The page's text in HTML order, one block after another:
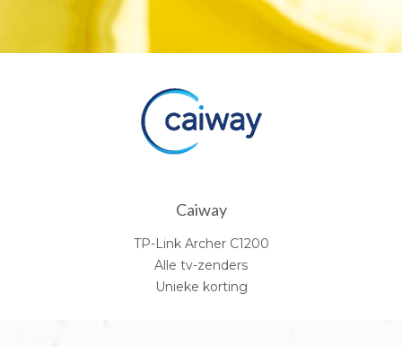
Caiway
TP-Link Archer C1200
Alle tv-zenders
Unieke korting